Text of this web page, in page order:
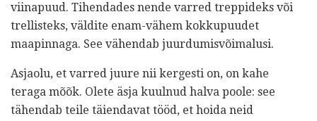
viinapuud. Tihendades nende varred treppideks või
trellisteks, väldite enam-vähem kokkupuudet
maapinnaga. See vähendab juurdumisvõimalusi.
Asjaolu, et varred juure nii kergesti on, on kahe
teraga mõõk. Olete äsja kuulnud halva poole: see
tähendab teile täiendavat tööd, et hoida neid